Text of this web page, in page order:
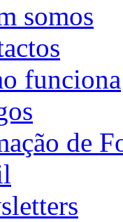
somos
funciona
de